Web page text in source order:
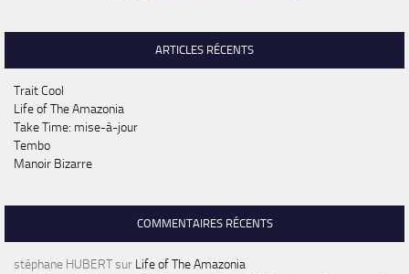
ARTICLES RÉCENTS
Trait Cool
Life of The Amazonia
Take Time: mise-à-jour
Tembo
Manoir Bizarre
COMMENTAIRES RÉCENTS
stéphane HUBERTsur Life of The Amazonia